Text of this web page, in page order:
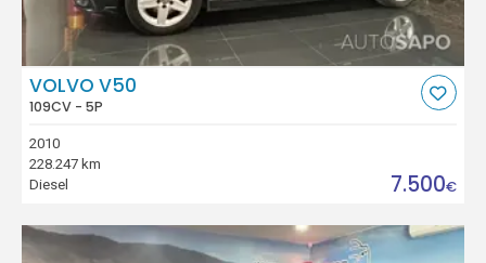
VOLVO V50
109CV - 5P
2010
228.247 km
Diesel
7.500€